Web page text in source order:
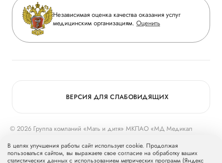
Инвесторам
Журнал «Мать и дитя»
Вакансии
Медицинский туризм
Вопрос-ответ
Приложение пациента
Статьи
Независимая оценка качества оказания услуг
медицинским организациям. Оценить
© 2026 Группа компаний «Мать и дитя» МКПАО «МД Медикал
Группу компаний «Мать и дитя».
ВЕРСИЯ ДЛЯ СЛАБОВИДЯЩИХ
В целях улучшения работы сайт использует cookie. Продолжая
пользоваться сайтом, вы выражаете свое согласие на обработку ваших
статистических данных с использованием метрических программ (Яндекс